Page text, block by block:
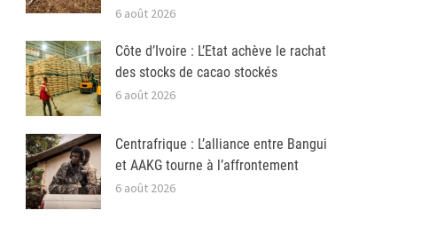
6 août 2026
Côte d’Ivoire : L’Etat achève le rachat
des stocks de cacao stockés
6 août 2026
Centrafrique : L’alliance entre Bangui
et AAKG tourne à l’affrontement
6 août 2026